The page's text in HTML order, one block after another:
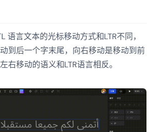
语言文本的光标移动方式和LTR不同，
到后一个字末尾，向右移动是移动到前
右移动的语义和LTR语言相反。